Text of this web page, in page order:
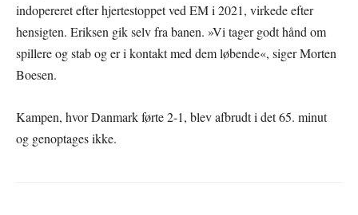
indopereret efter hjertestoppet ved EM i 2021, virkede efter
hensigten. Eriksen gik selv fra banen. »Vi tager godt hånd om
spillere og stab og er i kontakt med dem løbende«, siger Morten
Boesen.
Kampen, hvor Danmark førte 2-1, blev afbrudt i det 65. minut
og genoptages ikke.